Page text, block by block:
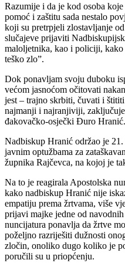
Razumije i da je kod osoba
pomoć i zaštitu sada nestalo
koji su pretrpjeli zlostavljanje
slučajeve prijaviti
maloljetnika, kao i policiji,
teško zlo”.
Dok ponavljam svoju duboku
većom jasnoćom očitovati
jest – trajno skrbiti, čuvati i
najmanji i najranjiviji,
đakovačko-osječki Đuro Hranić.
Nadbiskup Hranić održao je
javnim optužbama za
župnika Rajčevca, na kojoj je
Na to je reagirala Apostolska
kako nadbiskup Hranić nije
empatiju prema žrtvama, više
prijavi majke jedne od
nuncijatura ponavlja da žrtve
poželjno razriješiti dužnosti
zločin, onoliko dugo koliko je
poručili su u priopćenju.